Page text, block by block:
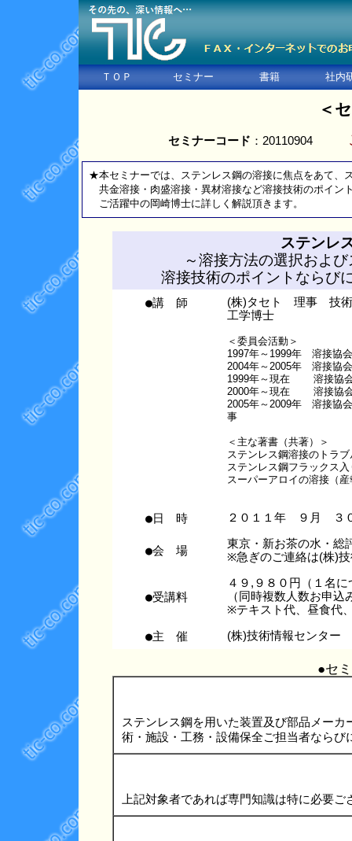
ＴＯＰ セミナー 書籍 社内
＜
セミナーコード ：20110904
★本セミナーでは、ステンレス鋼の溶接に焦点をあて、
共金溶接・肉盛溶接・異材溶接など溶接技術のポイン
ご活躍中の岡崎博士に詳しく解説頂きます。
ステンレ
～溶接方法の選択およ
溶接技術のポイントならび
●講 師
(株)タセト 理事 技
工学博士
＜委員会活動＞
1997年～1999年 溶接協
2004年～2005年 溶接協
1999年～現在 溶接協会
2000年～現在 溶接協会
2005年～2009年 溶接協
事
＜主な著書（共著）＞
ステンレス鋼溶接のトラ
ステンレス鋼フラックス
スーパーアロイの溶接（
●日 時 ２０１１年 ９月 ３
●会 場
東京・新お茶の水・
※急ぎのご連絡は(株)
●受講料
４９,９８０円（１名に
（同時複数人数お申
※テキスト代、昼食代
●主 催 (株)技術情報センター
●セ
ステンレス鋼を用いた装置及び部品メー
術・施設・工務・設備保全ご担当者なら
上記対象者であれば専門知識は特に必要ご